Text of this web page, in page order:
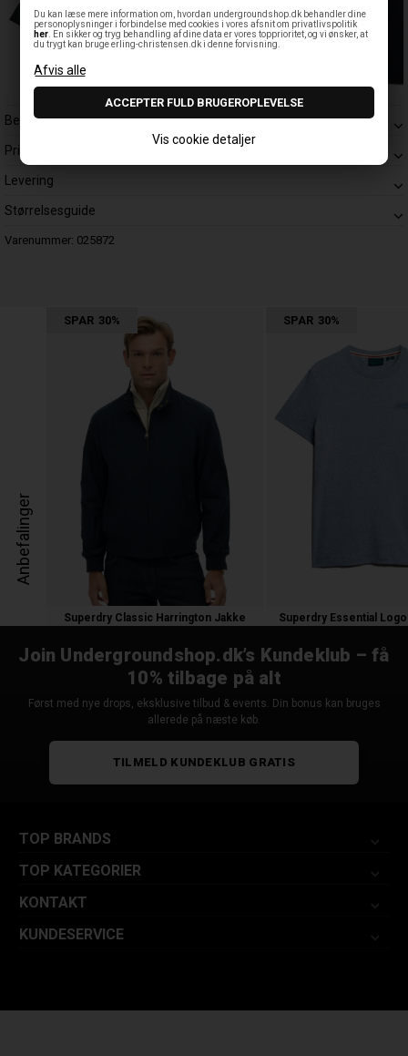
Du kan læse mere information om, hvordan undergroundshop.dk behandler dine
personoplysninger i forbindelse med cookies i vores afsnit om privatlivspolitik
her . En sikker og tryg behandling af dine data er vores topprioritet, og vi ønsker, at
du trygt kan bruge erling-christensen.dk i denne forvisning.
Vis cookie detaljer
Beskrivelse
Prisgaranti
Levering
Størrelsesguide
Varenummer: 025872
Anbefalinger
SPAR 30%
Superdry Classic Harrington Jakke
SPAR 30%
Superdry Essential
Join Undergroundshop.dk’s Kundeklub – få
10% tilbage på alt
Først med nye drops, eksklusive tilbud & events. Din bonus kan bruges
allerede på næste køb.
TILMELD KUNDEKLUB GRATIS
TOP BRANDS
TOP KATEGORIER
KONTAKT
KUNDESERVICE